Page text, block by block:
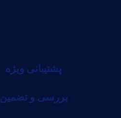
پشتیبانی ویژه
بررسی و تضمین